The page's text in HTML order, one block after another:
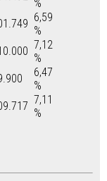
%
6,59
%
7,12
%
6,47
%
7,11
%